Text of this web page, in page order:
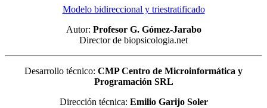
Modelo bidireccional y triestratificado
Autor: Profesor G. Gómez-Jarabo
Director de biopsicologia.net
Desarrollo técnico: CMP Centro de Microinformática y
Programación SRL
Dirección técnica: Emilio Garijo Soler